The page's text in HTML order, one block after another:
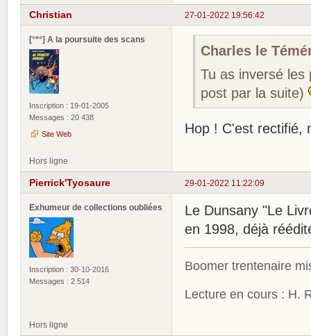
27-01-2022 19:56:42
Christian
[°*°] A la poursuite des scans
Inscription : 19-01-2005
Messages : 20 438
Site Web
Charles le
Tu as inversé
post par la suite)
Hop ! C'est rectifié,
Hors ligne
29-01-2022 11:22:09
Pierrick'Tyosaure
Exhumeur de collections oubliées
Inscription : 30-10-2016
Messages : 2 514
Le Dunsany "Le
en 1998, déjà
Boomer trentenaire
Lecture en cours : H.
Hors ligne